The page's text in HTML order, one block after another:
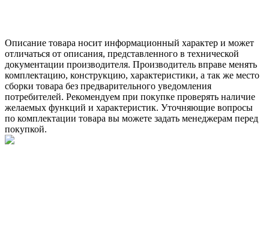
Описание товара носит информационный характер и может
отличаться от описания, представленного в технической
документации производителя. Производитель вправе менять
комплектацию, конструкцию, характеристики, а так же место
сборки товара без предварительного уведомления
потребителей. Рекомендуем при покупке проверять наличие
желаемых функций и характеристик. Уточняющие вопросы
по комплектации товара вы можете задать менеджерам перед
покупкой.